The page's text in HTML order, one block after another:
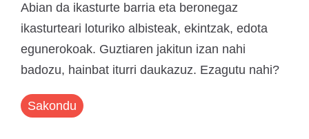
Abian da ikasturte barria eta beronegaz
ikasturteari loturiko albisteak, ekintzak, edota
egunerokoak. Guztiaren jakitun izan nahi
badozu, hainbat iturri daukazuz. Ezagutu nahi?
Sakondu